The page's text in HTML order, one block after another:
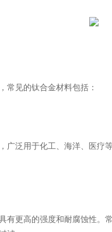
常见的钛合金材料包括：
泛用于化工、海洋、医疗
更高的强度和耐腐蚀性。